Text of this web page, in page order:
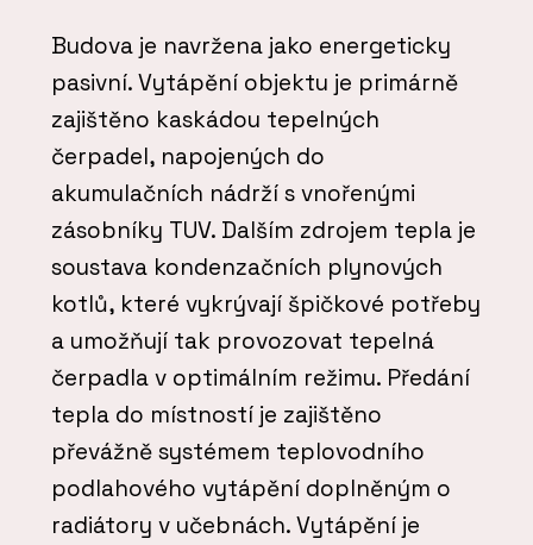
Budova je navržena jako energeticky
pasivní. Vytápění objektu je primárně
zajištěno kaskádou tepelných
čerpadel, napojených do
akumulačních nádrží s vnořenými
zásobníky TUV. Dalším zdrojem tepla je
soustava kondenzačních plynových
kotlů, které vykrývají špičkové potřeby
a umožňují tak provozovat tepelná
čerpadla v optimálním režimu. Předání
tepla do místností je zajištěno
převážně systémem teplovodního
podlahového vytápění doplněným o
radiátory v učebnách. Vytápění je